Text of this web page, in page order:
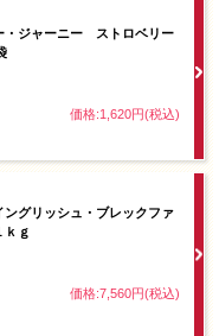
ジャーニー ストロベリー
価格:1,620円(税込)
グリッシュ・ブレックファ
ｇ
価格:7,560円(税込)